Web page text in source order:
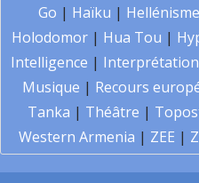
Go | Haïku | Hellénisme
Holodomor | Hua Tou |
Intelligence |
Musique | Recours
Tanka | Théâtre |
Western Armenia | ZEE |